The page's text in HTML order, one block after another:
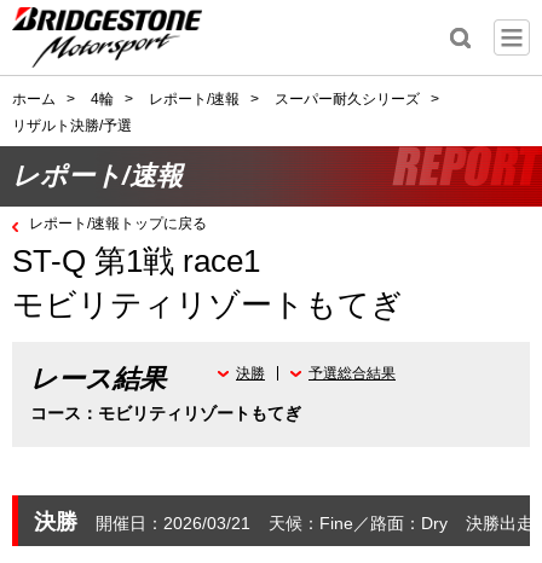
ホーム > 4輪 > レポート/速報 > スーパー耐久シリーズ
>
リザルト決勝/予選
レポート/速報
レポート/速報トップに戻る
ST-Q 第1戦 race1
モビリティリゾートもてぎ
レース結果
コース：モビリティリゾートもてぎ
決勝 予選総合結果
決勝 開催日：2026/03/21 天候：Fine 路面：Dry 決勝出走